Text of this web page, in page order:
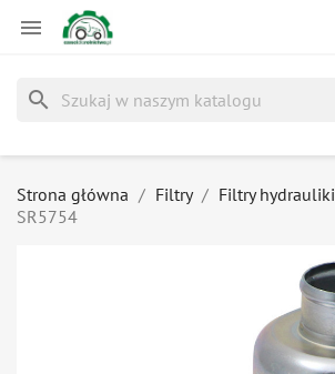

search
Strona główna Filtry Filtry hydrauliki
SR5754